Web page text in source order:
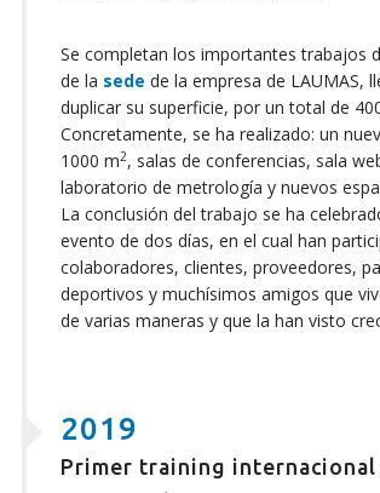
Se completan los importantes trabajos
de la sede de la empresa de LAUMAS,
duplicar su superficie, por un total de
Concretamente, se ha realizado: un
1000 m2, salas de conferencias, sala
laboratorio de metrología y nuevos
La conclusión del trabajo se ha
evento de dos días, en el cual han
colaboradores, clientes, proveedores,
deportivos y muchísimos amigos que
de varias maneras y que la han visto
2019
Primer training internacional